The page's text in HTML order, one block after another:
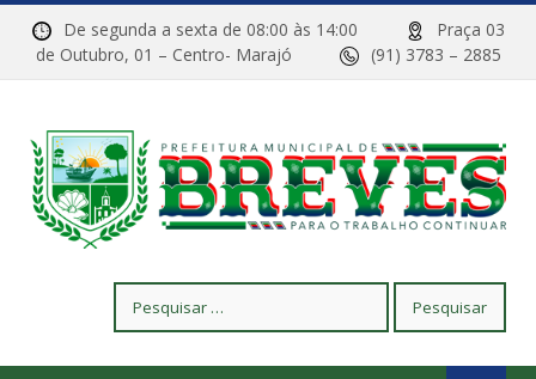
De segunda a sexta de 08:00 às 14:00
Praça 03
de Outubro, 01 – Centro- Marajó
(91) 3783 – 2885
por: